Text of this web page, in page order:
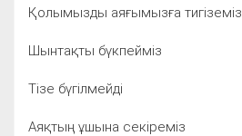
Қолымызды аяғымызға тигіземіз
Шынтақты бүкпейміз
Тізе бүгілмейді
Аяқтың ұшына секіреміз